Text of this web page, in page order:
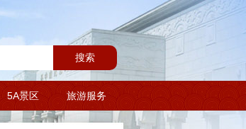
搜索
5A景区 旅游服务